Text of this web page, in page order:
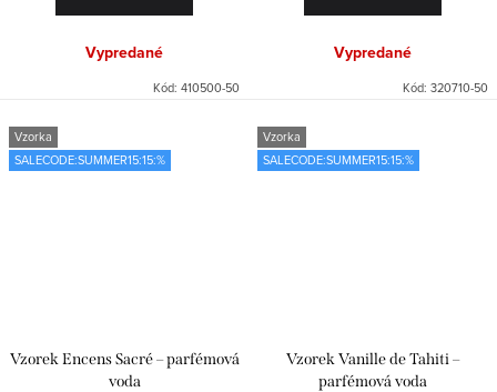
Vypredané
Kód: 410500-50
Vypredané
Kód: 320710-50
Vzorka
SALECODE:SUMMER15:15:%
Vzorek Encens Sacré – parfémová
voda
Vzorka
SALECODE:SUMMER15:15:%
Vzorek Vanille de Tahiti –
parfémová voda